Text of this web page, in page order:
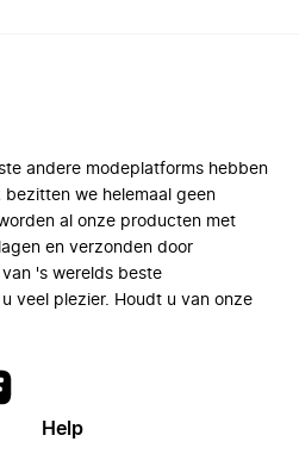
andere modeplatforms hebben
bezitten we helemaal geen
al onze producten met
en verzonden door
's werelds beste
veel plezier. Houdt u van onze
Help